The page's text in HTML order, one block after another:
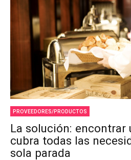
PROVEEDORES/PRODUCTOS
La solución: encontrar
cubra todas las
sola parada